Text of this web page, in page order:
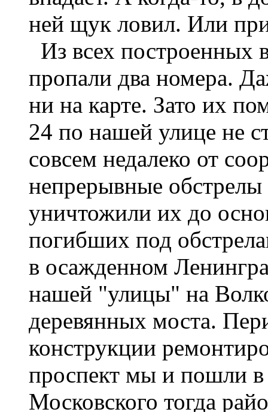
ней щук ловил. Или
Из всех построенных
пропали два номера.
ни на карте. Зато их
24 по нашей улице не
совсем недалеко от
непрерывные
уничтожили их до
погибших под
в осажденном
нашей "улицы" на
деревянных моста.
конструкции
проспект мы и пошли
Московского тогда